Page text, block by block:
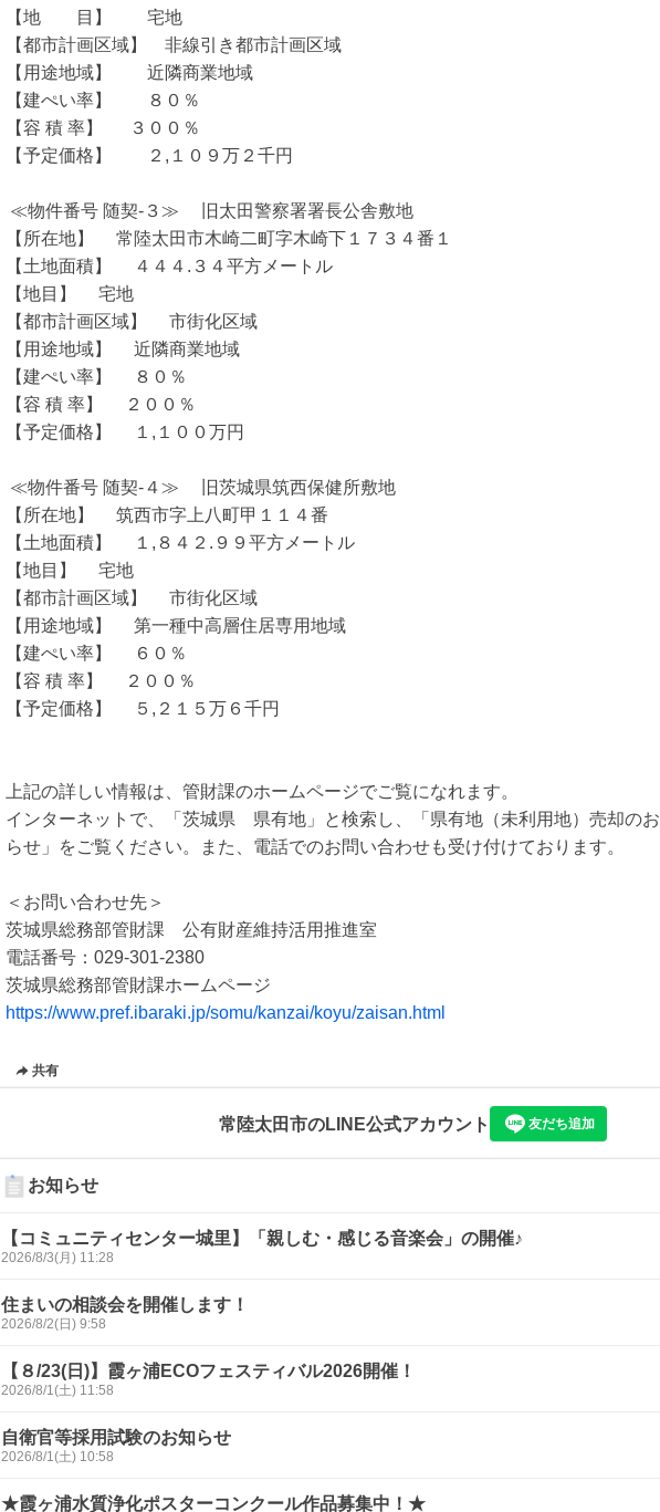
【地　　目】　　宅地
【都市計画区域】    非線引き都市計画区域
【用途地域】　　近隣商業地域
【建ぺい率】　　８０％
【容 積 率】 　 ３００％
【予定価格】　　２,１０９万２千円
【所在地】　 常陸太田市木崎二町字木崎下１７３４番１
【土地面積】　 ４４４.３４平方メートル
【地目】 　宅地
【都市計画区域】　 市街化区域
【用途地域】　 近隣商業地域
【建ぺい率】　 ８０％
【容 積 率】　 ２００％
【予定価格】 　１,１００万円
【所在地】 　筑西市字上八町甲１１４番
【土地面積】 　１,８４２.９９平方メートル
【地目】 　宅地
【都市計画区域】 　市街化区域
【用途地域】 　第一種中高層住居専用地域
【建ぺい率】　 ６０％
【容 積 率】 　２００％
【予定価格】　 ５,２１５万６千円
上記の詳しい情報は、管財課のホームページでご覧になれます。
インターネットで、「茨城県　県有地」と検索し、「県有地（未利用地）売却の
らせ」をご覧ください。また、電話でのお問い合わせも受け付けております。
＜お問い合わせ先＞
茨城県総務部管財課　公有財産維持活用推進室
電話番号：029-301-2380
https://www.pref.ibaraki.jp/somu/kanzai/koyu/zaisan.html
共有
常陸太田市のLINE公式アカウント 友だち追加
お知らせ
【コミュニティセンター城里】「親しむ・感じる音楽会」の開催♪
2026/8/3(月) 11:28
住まいの相談会を開催します！
2026/8/2(日) 9:58
【８/23(日)】霞ヶ浦ECOフェスティバル2026開催！
2026/8/1(土) 11:58
自衛官等採用試験のお知らせ
2026/8/1(土) 10:58
★霞ヶ浦水質浄化ポスターコンクール作品募集中！★